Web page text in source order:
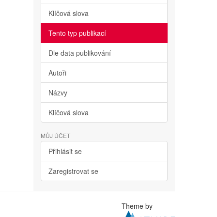
Klíčová slova
Tento typ publikací
Dle data publikování
Autoři
Názvy
Klíčová slova
MŮJ ÚČET
Přihlásit se
Zaregistrovat se
Theme by